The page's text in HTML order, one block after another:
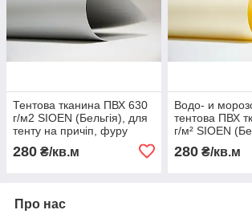
Тентова тканина ПВХ 630
г/м2 SIOEN (Бельгія), для
тенту на причіп, фуру
280 ₴/кв.м
Водо- и
тентова ПВХ
г/м² SIOEN
280₴/кв.м
Про нас